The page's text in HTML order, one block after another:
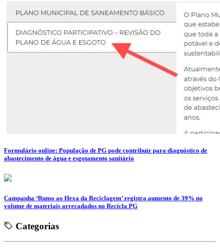
Formulário online: População de PG pode contribuir para diagnóstico de
abastecimento de água e esgotamento sanitário
Campanha ‘Rumo ao Hexa da Reciclagem’ registra aumento de 39% no
volume de materiais arrecadados no Recicla PG
Categorias